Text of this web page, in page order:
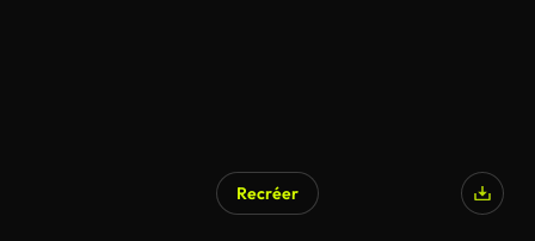
Recréer